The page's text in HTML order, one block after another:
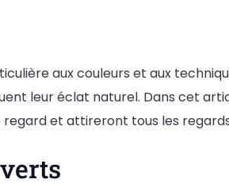
aux couleurs et aux
leur éclat naturel. Dans cet
et attireront tous les